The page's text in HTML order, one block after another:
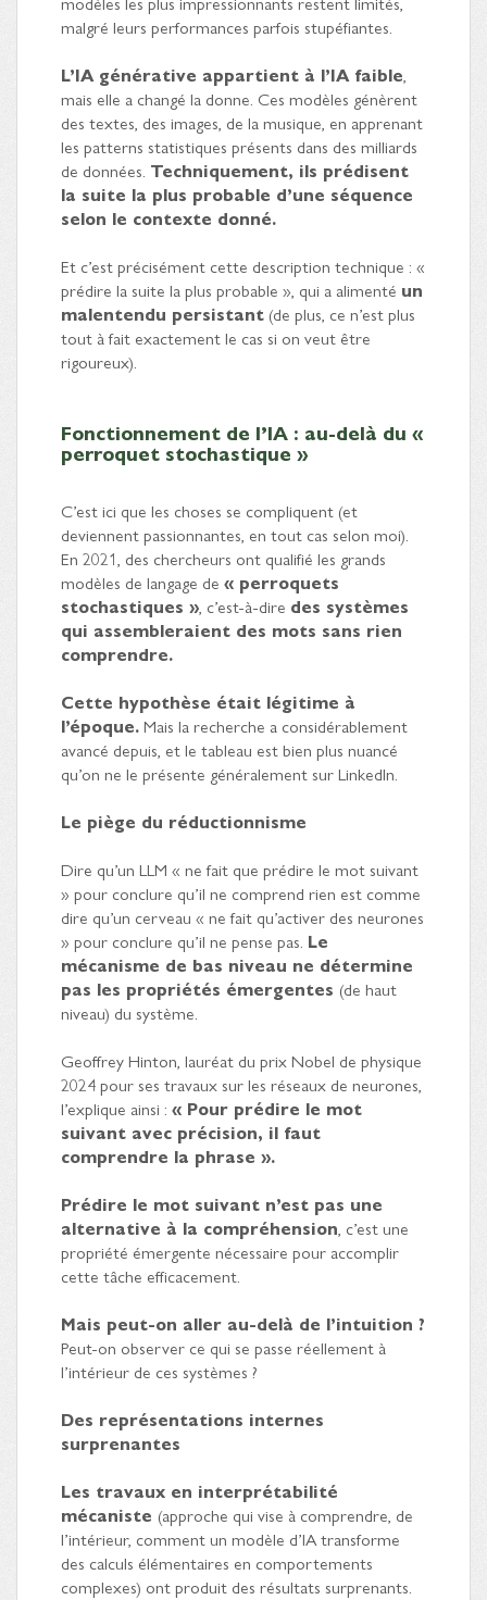
malgré leurs performances parfois stupéfiantes.
L’IA générative appartient à l’IA faible,
mais elle a changé la donne. Ces modèles génèrent
des textes, des images, de la musique, en apprenant
les patterns statistiques présents dans des milliards
de données. Techniquement, ils prédisent
la suite la plus probable d’une séquence
selon le contexte donné.
Et c’est précisément cette description technique : «
prédire la suite la plus probable », qui a alimenté un
malentendu persistant (de plus, ce n’est plus
tout à fait exactement le cas si on veut être
rigoureux).
Fonctionnement de l’IA : au-delà du «
perroquet stochastique »
C’est ici que les choses se compliquent (et
deviennent passionnantes, en tout cas selon moi).
En 2021, des chercheurs ont qualifié les grands
modèles de langage de « perroquets
stochastiques », c’est-à-dire des systèmes
qui assembleraient des mots sans rien
comprendre.
Cette hypothèse était légitime à
l’époque.Mais la recherche a considérablement
avancé depuis, et le tableau est bien plus nuancé
qu’on ne le présente généralement sur LinkedIn.
Le piège du réductionnisme
Dire qu’un LLM « ne fait que prédire le mot suivant
» pour conclure qu’il ne comprend rien est comme
dire qu’un cerveau « ne fait qu’activer des neurones
» pour conclure qu’il ne pense pas. Le
mécanisme de bas niveau ne détermine
pas les propriétés émergentes (de haut
niveau) du système.
Geoffrey Hinton, lauréat du prix Nobel de physique
2024 pour ses travaux sur les réseaux de neurones,
l’explique ainsi : « Pour prédire le mot
suivant avec précision, il faut
comprendre la phrase ».
Prédire le mot suivant n’est pas une
alternative à la compréhension, c’est une
propriété émergente nécessaire pour accomplir
cette tâche efficacement.
Mais peut-on aller au-delà de l’intuition ?
Peut-on observer ce qui se passe réellement à
l’intérieur de ces systèmes ?
Des représentations internes
surprenantes
Les travaux en interprétabilité
mécaniste (approche qui vise à comprendre, de
l’intérieur, comment un modèle d’IA transforme
des calculs élémentaires en comportements
complexes) ont produit des résultats surprenants.